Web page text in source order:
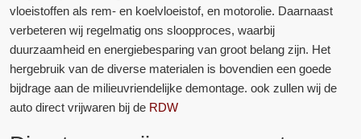
vloeistoffen als rem- en koelvloeistof, en motorolie. Daarnaast
verbeteren wij regelmatig ons sloopproces, waarbij
duurzaamheid en energiebesparing van groot belang zijn. Het
hergebruik van de diverse materialen is bovendien een goede
bijdrage aan de milieuvriendelijke demontage. ook zullen wij de
auto direct vrijwaren bij de RDW